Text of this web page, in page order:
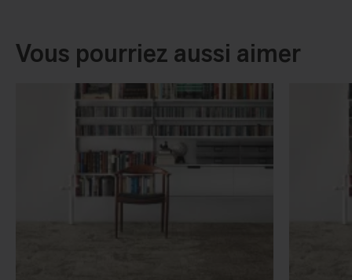
Vous pourriez aussi aimer